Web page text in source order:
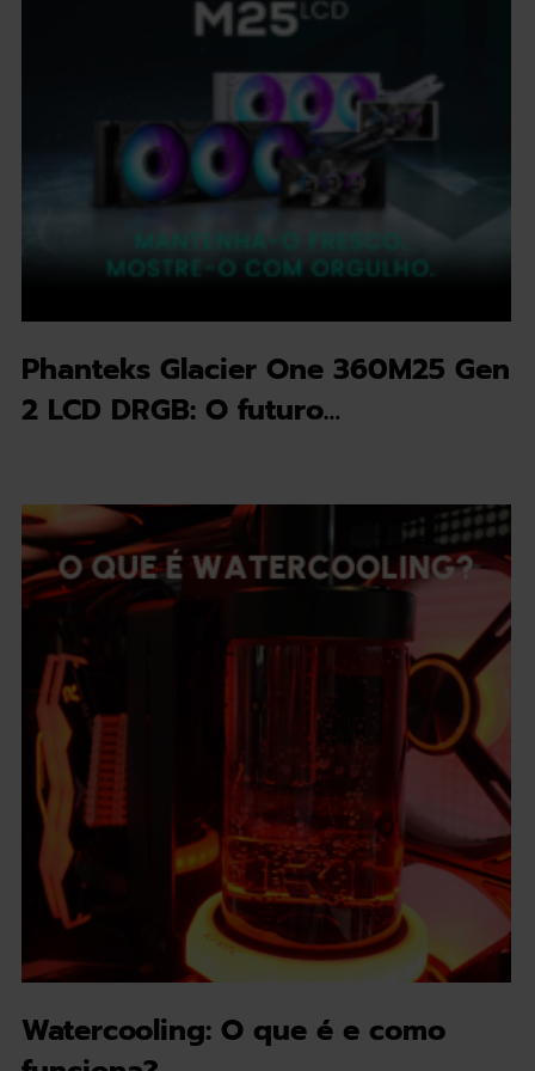
Phanteks Glacier One 360M25 Gen
2 LCD DRGB: O futuro…
Watercooling: O que é e como